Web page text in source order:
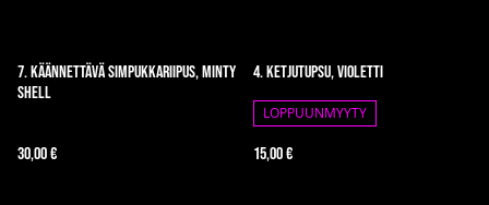
7. Käännettävä simpukkariipus, Minty
Shell
30,00 €
4. Ketjutupsu, violetti
LOPPUUNMYYTY
15,00 €